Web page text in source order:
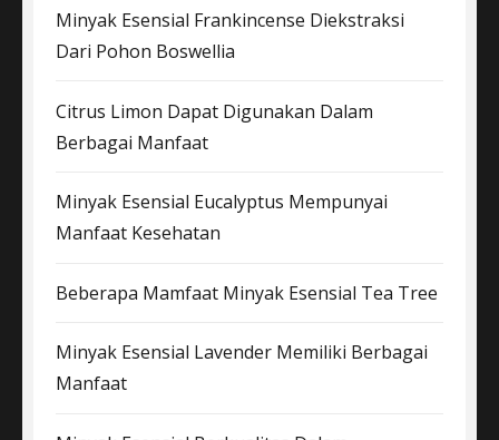
Minyak Esensial Frankincense Diekstraksi
Dari Pohon Boswellia
Citrus Limon Dapat Digunakan Dalam
Berbagai Manfaat
Minyak Esensial Eucalyptus Mempunyai
Manfaat Kesehatan
Beberapa Mamfaat Minyak Esensial Tea Tree
Minyak Esensial Lavender Memiliki Berbagai
Manfaat